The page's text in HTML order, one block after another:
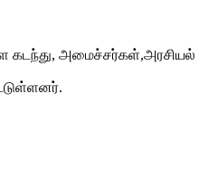
கடந்து,